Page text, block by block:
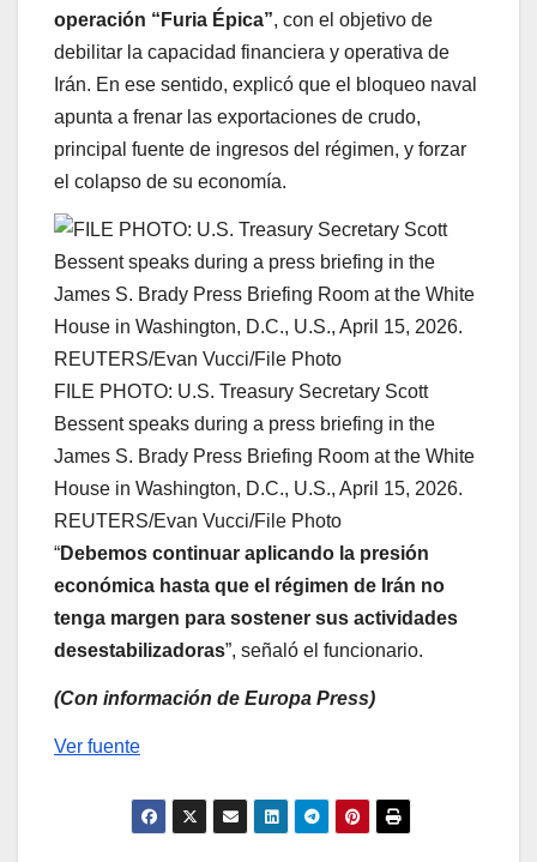
operación “Furia Épica”, con el objetivo de
debilitar la capacidad financiera y operativa de
Irán. En ese sentido, explicó que el bloqueo naval
apunta a frenar las exportaciones de crudo,
principal fuente de ingresos del régimen, y forzar
el colapso de su economía.
FILE PHOTO: U.S. Treasury Secretary Scott
Bessent speaks during a press briefing in the
James S. Brady Press Briefing Room at the White
House in Washington, D.C., U.S., April 15, 2026.
REUTERS/Evan Vucci/File Photo
“Debemos continuar aplicando la presión
económica hasta que el régimen de Irán no
tenga margen para sostener sus actividades
desestabilizadoras”, señaló el funcionario.
(Con información de Europa Press)
Ver fuente